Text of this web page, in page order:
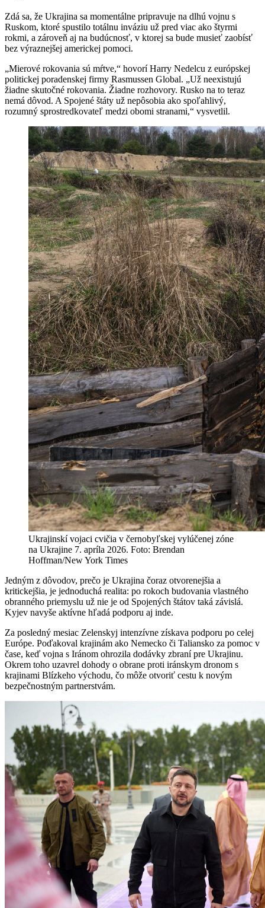
Zdá sa, že Ukrajina sa momentálne pripravuje na dlhú vojnu s
Ruskom, ktoré spustilo totálnu inváziu už pred viac ako štyrmi
rokmi, a zároveň aj na budúcnosť, v ktorej sa bude musieť zaobísť
bez výraznejšej americkej pomoci.
„Mierové rokovania sú mŕtve,“ hovorí Harry Nedelcu z európskej
politickej poradenskej firmy Rasmussen Global. „Už neexistujú
žiadne skutočné rokovania. Žiadne rozhovory. Rusko na to teraz
nemá dôvod. A Spojené štáty už nepôsobia ako spoľahlivý,
rozumný sprostredkovateľ medzi obomi stranami,“ vysvetlil.
Ukrajinskí vojaci cvičia v černobyľskej vylúčenej zóne
na Ukrajine 7. apríla 2026. Foto: Brendan
Hoffman/New York Times
Jedným z dôvodov, prečo je Ukrajina čoraz otvorenejšia a
kritickejšia, je jednoduchá realita: po rokoch budovania vlastného
obranného priemyslu už nie je od Spojených štátov taká závislá.
Kyjev navyše aktívne hľadá podporu aj inde.
Za posledný mesiac Zelenskyj intenzívne získava podporu po celej
Európe. Poďakoval krajinám ako Nemecko či Taliansko za pomoc v
čase, keď vojna s Iránom ohrozila dodávky zbraní pre Ukrajinu.
Okrem toho uzavrel dohody o obrane proti iránskym dronom s
krajinami Blízkeho východu, čo môže otvoriť cestu k novým
bezpečnostným partnerstvám.